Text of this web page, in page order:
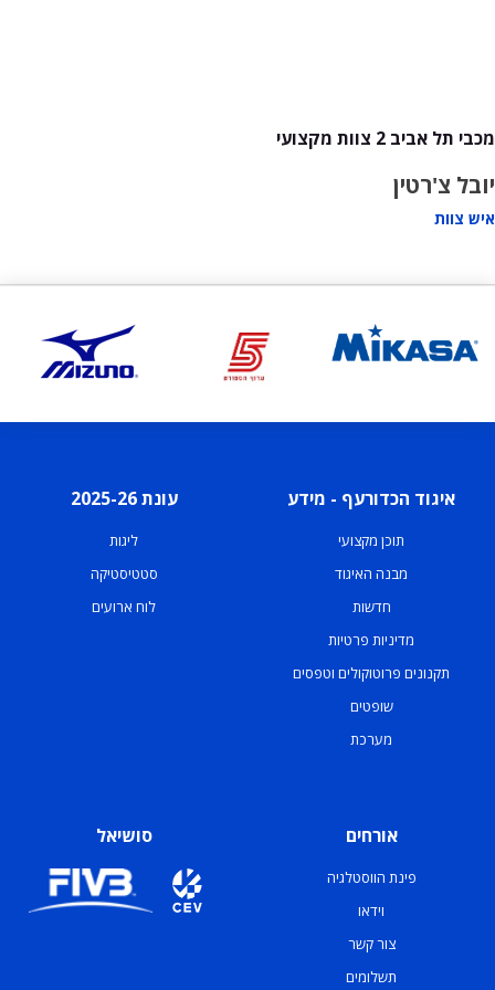
מכבי תל אביב 2 צוות מקצועי
יובל צ'רטין
איש צוות
איגוד הכדורעף - מידע
תוכן מקצועי
מבנה האיגוד
חדשות
מדיניות פרטיות
תקנונים פרוטוקולים וטפסים
שופטים
מערכת
עונת 2025-26
ליגות
סטטיסטיקה
לוח ארועים
אורחים
פינת הווסטלגיה
וידאו
צור קשר
תשלומים
סושיאל